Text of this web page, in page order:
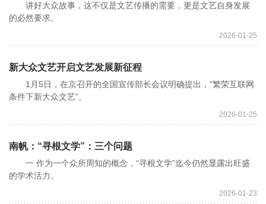
讲好大众故事，这不仅是文艺传播的需要，更是文艺自身发展
的必然要求。
2026-01-25
新大众文艺开启文艺发展新征程
1月5日，在京召开的全国宣传部长会议明确提出，“繁荣互联网
条件下新大众文艺”。
2026-01-25
南帆：“寻根文学”：三个问题
一 作为一个众所周知的概念，“寻根文学”迄今仍然显露出旺盛
的学术活力。
2026-01-23